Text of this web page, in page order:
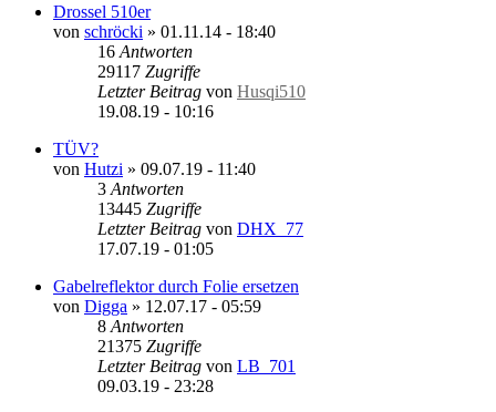
Drossel 510er
von schröcki » 01.11.14 - 18:40
16 Antworten
29117 Zugriffe
Letzter Beitrag von Husqi510
19.08.19 - 10:16
TÜV?
von Hutzi » 09.07.19 - 11:40
3 Antworten
13445 Zugriffe
Letzter Beitrag von DHX_77
17.07.19 - 01:05
Gabelreflektor durch Folie ersetzen
von Digga » 12.07.17 - 05:59
8 Antworten
21375 Zugriffe
Letzter Beitrag von LB_701
09.03.19 - 23:28